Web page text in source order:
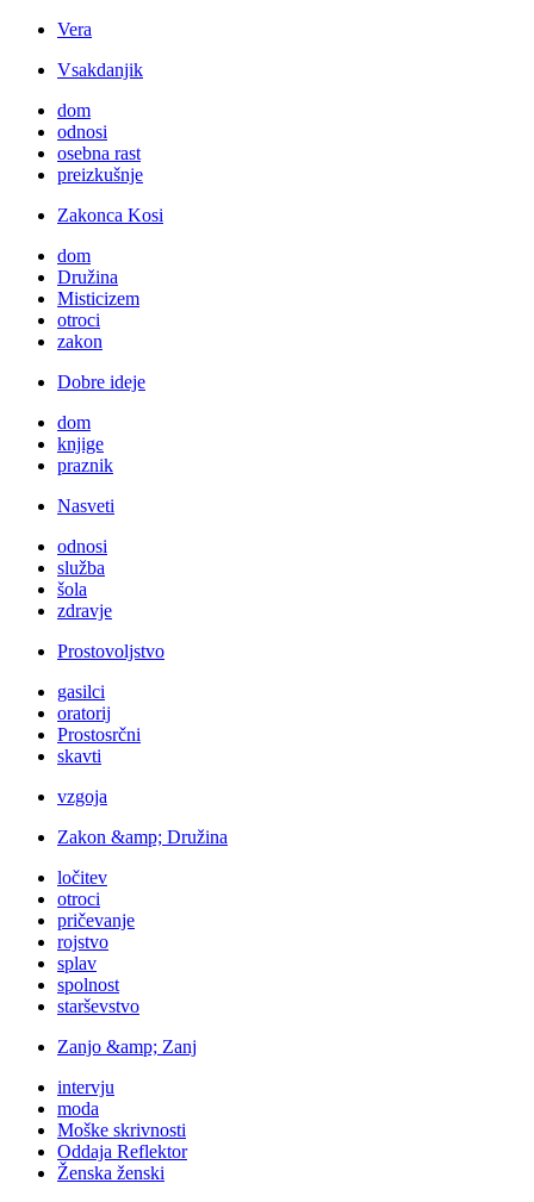
Vera
Vsakdanjik
dom
odnosi
osebna rast
preizkušnje
Zakonca Kosi
dom
Družina
Misticizem
otroci
zakon
Dobre ideje
dom
knjige
praznik
Nasveti
odnosi
služba
šola
zdravje
Prostovoljstvo
gasilci
oratorij
Prostosrčni
skavti
vzgoja
Zakon &amp; Družina
ločitev
otroci
pričevanje
rojstvo
splav
spolnost
starševstvo
Zanjo &amp; Zanj
intervju
moda
Moške skrivnosti
Oddaja Reflektor
Ženska ženski